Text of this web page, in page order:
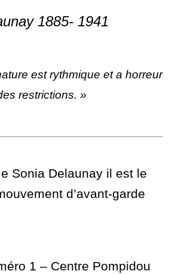
1885- 1941
est rythmique et a horreur
restrictions. »
Sonia Delaunay il est le
d’avant-garde
1 – Centre Pompidou